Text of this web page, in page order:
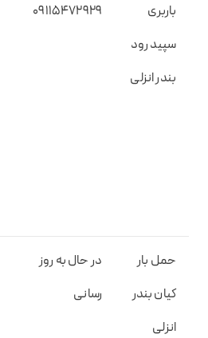
باربری
سپید رود
بندر انزلی
09115472929
حمل بار
کیان بندر
انزلی
در حال به روز
رسانی